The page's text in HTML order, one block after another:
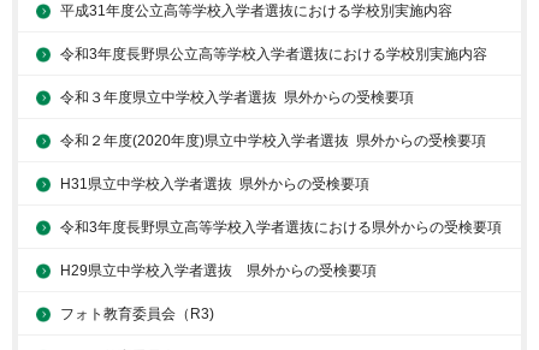
平成31年度公立高等学校入学者選抜における学校別実施内容
令和3年度長野県公立高等学校入学者選抜における学校別実施内容
令和３年度県立中学校入学者選抜 県外からの受検要項
令和２年度(2020年度)県立中学校入学者選抜 県外からの受検要項
H31県立中学校入学者選抜 県外からの受検要項
令和3年度長野県立高等学校入学者選抜における県外からの受検要項
H29県立中学校入学者選抜 県外からの受検要項
フォト教育委員会（R3)